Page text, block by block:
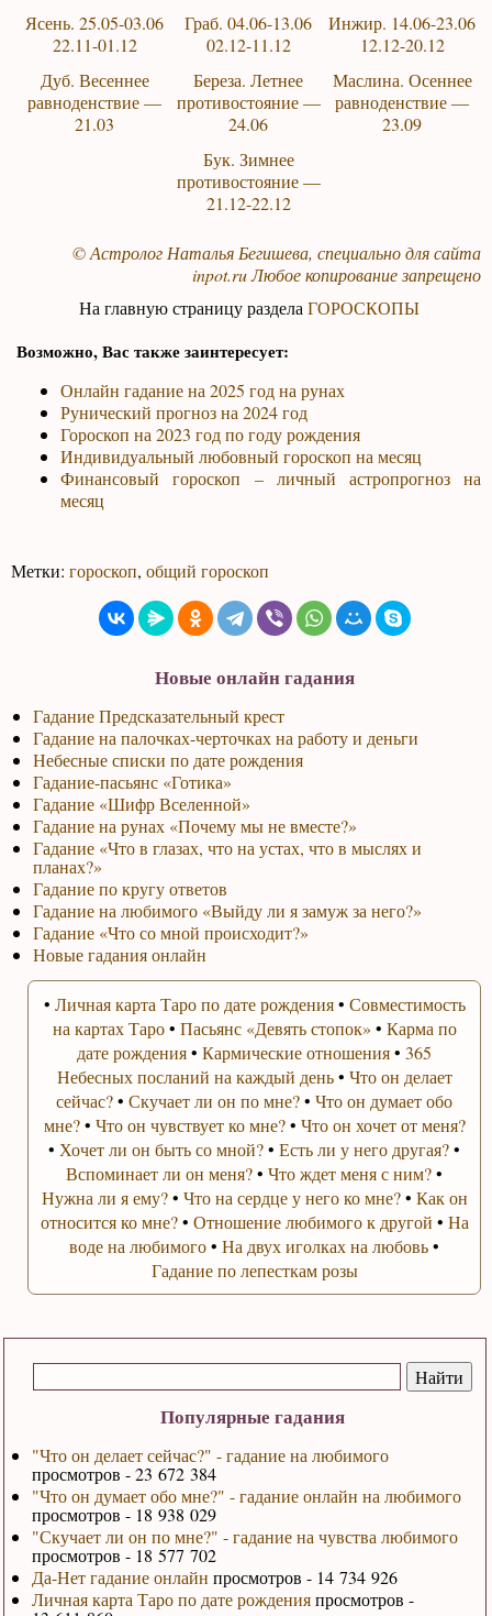
Популярные гадания
"Что он делает сейчас?" - гадание на любимого
просмотров - 23 672 384
"Что он думает обо мне?" - гадание онлайн на любимого
просмотров - 18 938 029
"Скучает ли он по мне?" - гадание на чувства любимого
просмотров - 18 577 702
Да-Нет гадание онлайн просмотров - 14 734 926
Личная карта Таро по дате рожденияпросмотров -
Ясень. 25.05-03.06
22.11-01.12
Граб. 04.06-13.06
02.12-11.12
Инжир. 14.06-23.06
12.12-20.12
Дуб. Весеннее
равноденствие —
21.03
Береза. Летнее
противостояние —
24.06
Маслина. Осеннее
равноденствие —
23.09
Бук. Зимнее
противостояние —
21.12-22.12
© Астролог Наталья Бегишева, специально для сайта
inpot.ruЛюбое копирование запрещено
На главную страницу раздела ГОРОСКОПЫ
Возможно, Вас также заинтересует:
Онлайн гадание на 2025 год на рунах
Рунический прогноз на 2024 год
Гороскоп на 2023 год по году рождения
Индивидуальный любовный гороскоп на месяц
Финансовый гороскоп – личный астропрогноз на
месяц
Метки:гороскоп,общий гороскоп
Новые онлайн гадания
Гадание Предсказательный крест
Гадание на палочках-черточках на работу и деньги
Небесные списки по дате рождения
Гадание-пасьянс «Готика»
Гадание «Шифр Вселенной»
Гадание на рунах «Почему мы не вместе?»
Гадание «Что в глазах, что на устах, что в мыслях и
планах?»
Гадание по кругу ответов
Гадание на любимого «Выйду ли я замуж за него?»
Гадание «Что со мной происходит?»
Новые гадания онлайн
• Личная карта Таро по дате рождения• Совместимость
на картах Таро• Пасьянс «Девять стопок» • Карма по
дате рождения•Кармические отношения•365
Небесных посланий на каждый день• Что он делает
сейчас?•Скучает ли он по мне?•Что он думает обо
мне?• Что он чувствует ко мне?• Что он хочет от меня?
• Хочет ли он быть со мной?•Есть ли у него другая?•
Вспоминает ли он меня?•Что ждет меня с ним?•
Нужна ли я ему?• Что на сердце у него ко мне?• Как он
относится ко мне?• Отношение любимого к другой • На
воде на любимого•На двух иголках на любовь•
Гадание по лепесткам розы